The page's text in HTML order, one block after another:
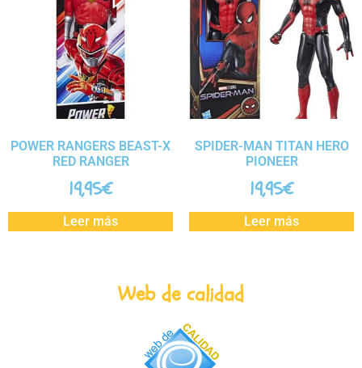
POWER RANGERS BEAST-X
RED RANGER
19,95€
Leer más
SPIDER-MAN TITAN HERO
PIONEER
19,95€
Leer más
Web de calidad